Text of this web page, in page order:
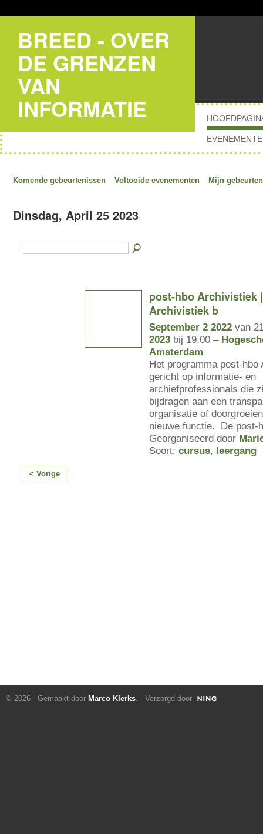
BREED - OVER
DE GRENZEN
VAN
INFORMATIE
Komende gebeurtenissen Voltooide evenementen Mijn
Dinsdag, April 25 2023
post-hbo Archivistiek
Archivistiek b
September 2 2022 van
2023 bij 19.00 –
Amsterdam
Het programma post-
gericht op informatie- en
archiefprofessionals die
bijdragen aan een
organisatie of
nieuwe functie. De post-
Georganiseerd door
Soort: cursus, leergang
< Vorige
© 2026 Gemaakt door Marco Klerks . Verzorgd door